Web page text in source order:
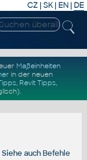
CZ | SK| EN | DE
Maßeinheiten
in der neuen
, Revit Tipps,
Siehe auchBefehle